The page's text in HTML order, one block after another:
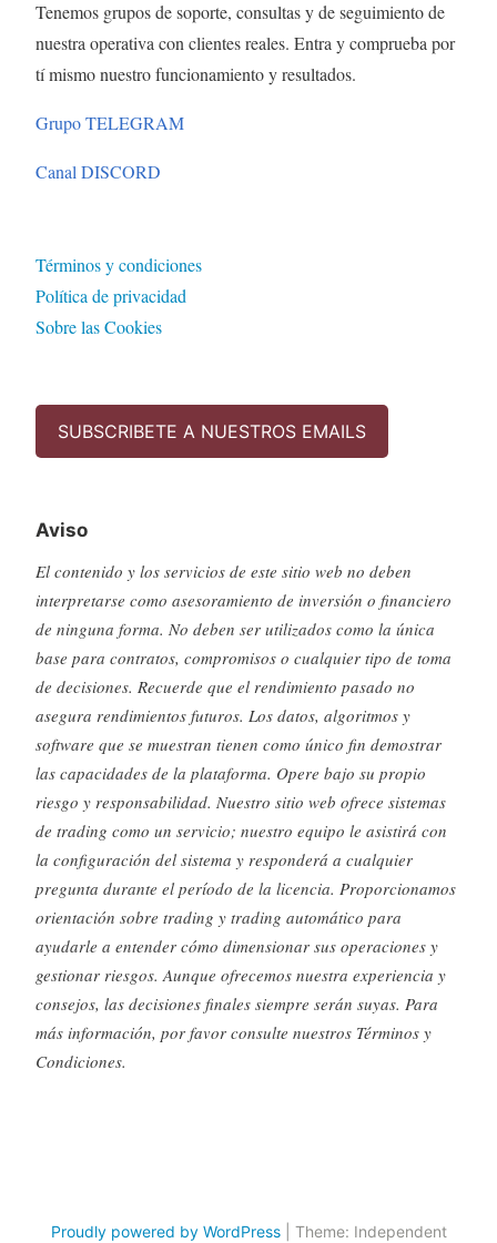
Tenemos grupos de soporte, consultas y de seguimiento de
nuestra operativa con clientes reales. Entra y comprueba por
tí mismo nuestro funcionamiento y resultados.
Grupo TELEGRAM
Canal DISCORD
Términos y condiciones
Política de privacidad
Sobre las Cookies
SUBSCRIBETE A NUESTROS EMAILS
Aviso
El contenido y los servicios de este sitio web no deben
interpretarse como asesoramiento de inversión o financiero
de ninguna forma. No deben ser utilizados como la única
base para contratos, compromisos o cualquier tipo de toma
de decisiones. Recuerde que el rendimiento pasado no
asegura rendimientos futuros. Los datos, algoritmos y
software que se muestran tienen como único fin demostrar
las capacidades de la plataforma. Opere bajo su propio
riesgo y responsabilidad. Nuestro sitio web ofrece sistemas
de trading como un servicio; nuestro equipo le asistirá con
la configuración del sistema y responderá a cualquier
pregunta durante el período de la licencia. Proporcionamos
orientación sobre trading y trading automático para
ayudarle a entender cómo dimensionar sus operaciones y
gestionar riesgos. Aunque ofrecemos nuestra experiencia y
consejos, las decisiones finales siempre serán suyas. Para
más información, por favor consulte nuestros Términos y
Condiciones.
Proudly powered by WordPress Theme: Independent